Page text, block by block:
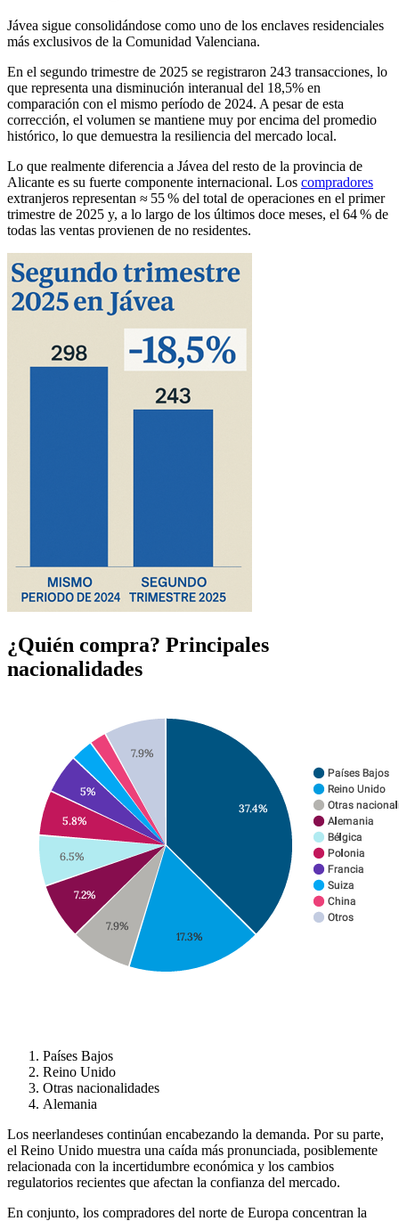
Jávea sigue consolidándose como uno de los enclaves residenciales
más exclusivos de la Comunidad Valenciana.
En el segundo trimestre de 2025 se registraron 243 transacciones, lo
que representa una disminución interanual del 18,5% en
comparación con el mismo período de 2024. A pesar de esta
corrección, el volumen se mantiene muy por encima del promedio
histórico, lo que demuestra la resiliencia del mercado local.
Lo que realmente diferencia a Jávea del resto de la provincia de
Alicante es su fuerte componente internacional. Los compradores
extranjeros representan ≈ 55 % del total de operaciones en el primer
trimestre de 2025 y, a lo largo de los últimos doce meses, el 64 % de
todas las ventas provienen de no residentes.
¿Quién compra? Principales
nacionalidades
Países Bajos
Reino Unido
Otras nacionalidades
Alemania
Los neerlandeses continúan encabezando la demanda. Por su parte,
el Reino Unido muestra una caída más pronunciada, posiblemente
relacionada con la incertidumbre económica y los cambios
regulatorios recientes que afectan la confianza del mercado.
En conjunto, los compradores del norte de Europa concentran la